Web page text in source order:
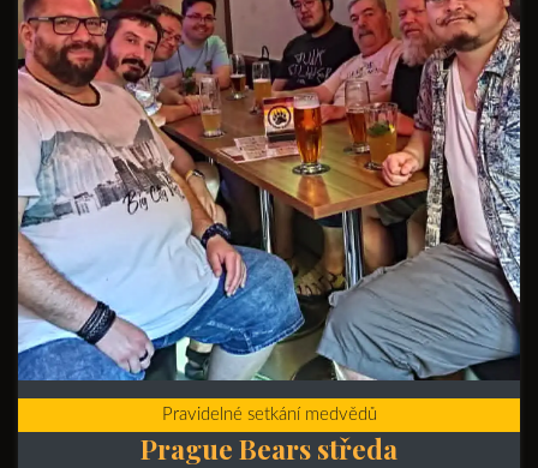
Pravidelné setkání medvědů
Prague Bears středa